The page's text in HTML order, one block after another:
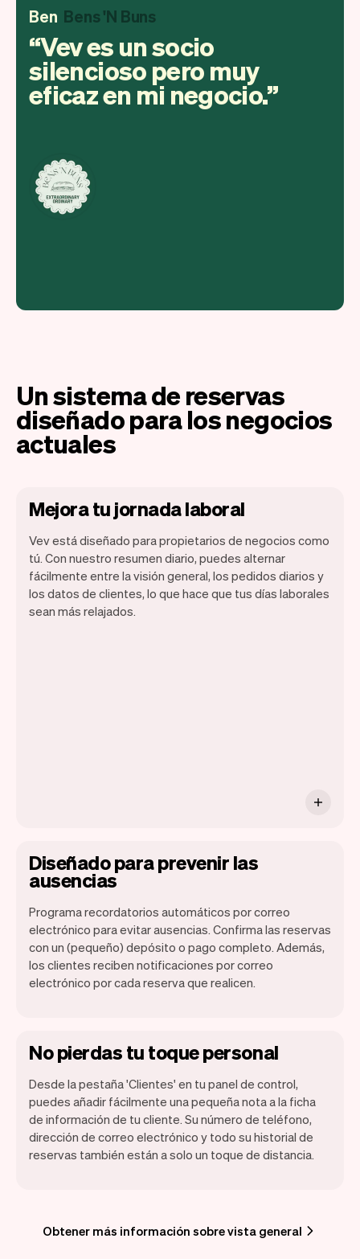
Ben Bens 'N Buns
Vev es un socio
silencioso pero muy
eficaz en mi negocio.
Un sistema de reservas
diseñado para los negocios
actuales
Mejora tu jornada laboral
Vev está diseñado para propietarios de negocios como
tú. Con nuestro resumen diario, puedes alternar
fácilmente entre la visión general, los pedidos diarios y
los datos de clientes, lo que hace que tus días laborales
sean más relajados.
Vev te permite enfocarte en tu día.
Diseñado para prevenir las
ausencias
Programa recordatorios automáticos por correo
electrónico para evitar ausencias. Confirma las reservas
con un (pequeño) depósito o pago completo. Además,
los clientes reciben notificaciones por correo
electrónico por cada reserva que realicen.
No pierdas tu toque personal
Desde la pestaña 'Clientes' en tu panel de control,
puedes añadir fácilmente una pequeña nota a la ficha
de información de tu cliente. Su número de teléfono,
dirección de correo electrónico y todo su historial de
reservas también están a solo un toque de distancia.
Obtener más información sobre vista general